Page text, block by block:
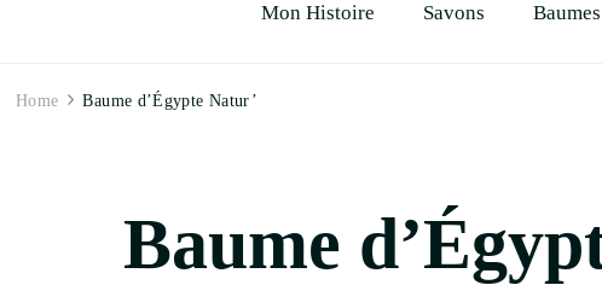
Mon Histoire Savons Baumes
Home Baume d’Égypte Natur’
Baume